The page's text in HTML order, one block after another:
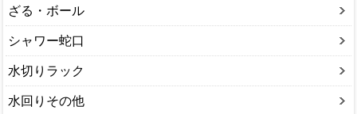
ざる・ボール
シャワー蛇口
水切りラック
水回りその他